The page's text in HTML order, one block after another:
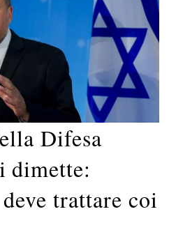
Difesa
dimette:
trattare coi